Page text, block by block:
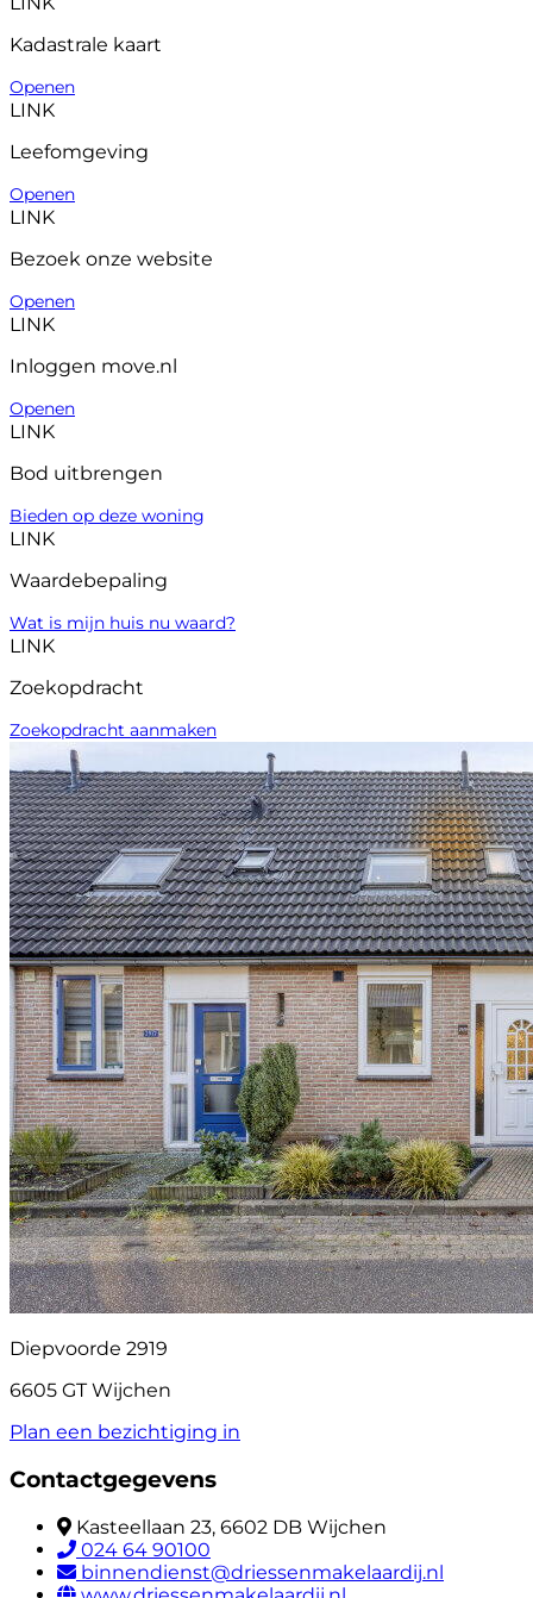
Kadastrale kaart
Openen
LINK
Leefomgeving
Openen
LINK
Bezoek onze website
Openen
LINK
Inloggen move.nl
Openen
LINK
Bod uitbrengen
Bieden op deze woning
LINK
Waardebepaling
Wat is mijn huis nu waard?
LINK
Zoekopdracht
Zoekopdracht aanmaken
Diepvoorde 2919
6605 GT Wijchen
Plan een bezichtiging in
Contactgegevens
Kasteellaan 23, 6602 DB Wijchen
024 64 90100
binnendienst@driessenmakelaardij.nl